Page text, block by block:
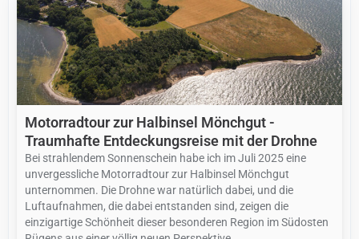
Motorradtour zur Halbinsel Mönchgut -
Traumhafte Entdeckungsreise mit der Drohne
Bei strahlendem Sonnenschein habe ich im Juli 2025 eine
unvergessliche Motorradtour zur Halbinsel Mönchgut
unternommen. Die Drohne war natürlich dabei, und die
Luftaufnahmen, die dabei entstanden sind, zeigen die
einzigartige Schönheit dieser besonderen Region im Südosten